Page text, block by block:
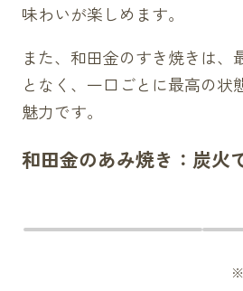
味わいが楽しめます。
また、和田金のすき焼きは、
となく、一口ごとに最高の状
魅力です。
和田金のあみ焼き：炭火